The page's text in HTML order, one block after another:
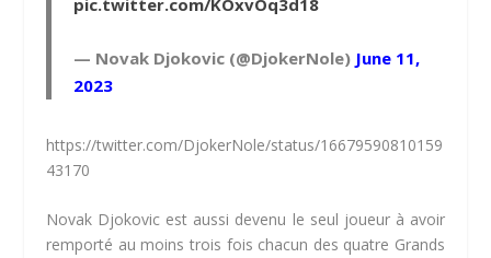
pic.twitter.com/KOxvOq3d18
— Novak Djokovic (@DjokerNole) June 11,
2023
https://twitter.com/DjokerNole/status/16679590810159
43170
Novak Djokovic est aussi devenu le seul joueur à avoir
remporté au moins trois fois chacun des quatre Grands